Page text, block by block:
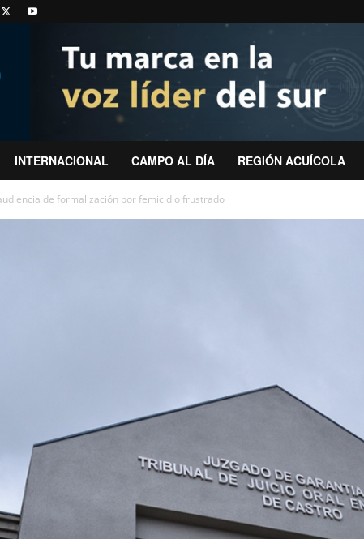
INTERNACIONAL CAMPO AL DÍA REGIÓN ACUÍCOLA
de formalización por femicidio frustrado